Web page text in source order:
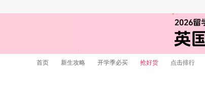
首页 新生攻略 开学季必买 抢好货 点击排行